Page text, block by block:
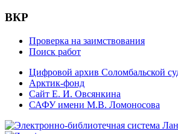
ВКР
Проверка на заимствования
Поиск работ
Цифровой архив Соломбальской
Арктик-фонд
Сайт Е. И. Овсянкина
САФУ имени М.В. Ломоносова